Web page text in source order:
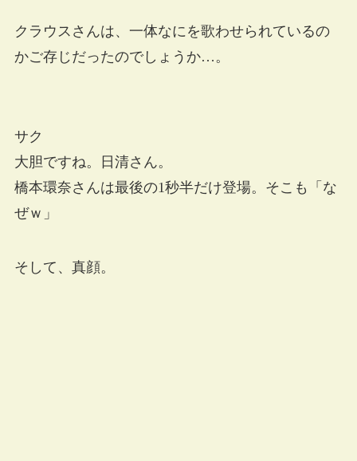
クラウスさんは、一体なにを歌わせられているの
かご存じだったのでしょうか…。
サク
大胆ですね。日清さん。
橋本環奈さんは最後の1秒半だけ登場。そこも「な
ぜｗ」
そして、真顔。